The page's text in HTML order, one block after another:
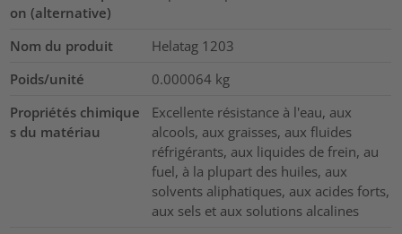
on (alternative)
Nom du produit
Helatag 1203
Poids/unité
0.000064 kg
Propriétés chimique
s du matériau
Excellente résistance à l'eau, aux
alcools, aux graisses, aux fluides
réfrigérants, aux liquides de frein, au
fuel, à la plupart des huiles, aux
solvents aliphatiques, aux acides forts,
aux sels et aux solutions alcalines